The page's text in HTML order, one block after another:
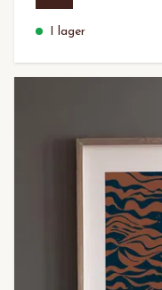
I lager